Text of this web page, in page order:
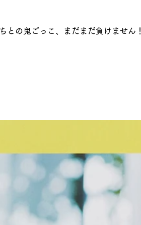
との鬼ごっこ、まだまだ負けません！